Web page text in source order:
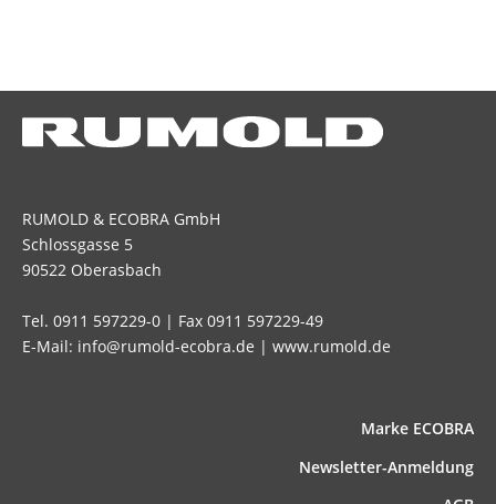
RUMOLD & ECOBRA GmbH
Schlossgasse 5
90522 Oberasbach
Tel. 0911 597229-0 | Fax 0911 597229-49
E-Mail: info@rumold-ecobra.de | www.rumold.de
Marke ECOBRA
News­letter-Anmeldung